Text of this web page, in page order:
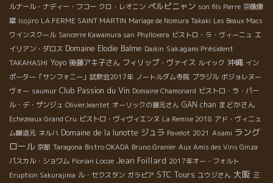
ルナール・ナディー・フコー クロ・レオニン ペルピニャン son fils Pierre 宗像康
雄 Isojiro LA FERME SAINT MARTIN Mariage de Nomura Takaki Les Beaux Macs
ワインスクール Sancerre Kawamura san Phylloxera ビストロ・ラ・ヴィーニュ エ
イリアン・ダロス Domaine Elodie Balme Daikin Sakagami Président
TAKAHASHI Yoyo 後藤アキ子さん フィリップ・ヴァイス ルイック 沖縄 イン
ポーター「サンフォニー」試飲会2017年 ノートルダム寺院 ブラジル ボジョレヌー
ヴォー saumur Club Passion du Vin Domaine Chamonard ビストロ・ラ・パー
ル・デ・ザンジュ OlivierJeantet オーリックの藤元さん GAN chan まどかさん
Echezeaux Grand Cru ビストロ・ヴィヴィエンヌ La Remise 2018 アド・ヴィニュ
ム醸造元 ネルハ Domaine de la lunotte ジュラ Pavelot 2021 Asami ラング
ロール 京都 Taragona Bistro OKADA Bruno Granier Aux Amis des Vins Ginza
パスカル・ショワム Florian Looze Jean Foillard 2017年オー・フォルト
Eruption Sakurajima ル・セクスタン ガラピア STC Tours ユウジさん 大阪 ミ